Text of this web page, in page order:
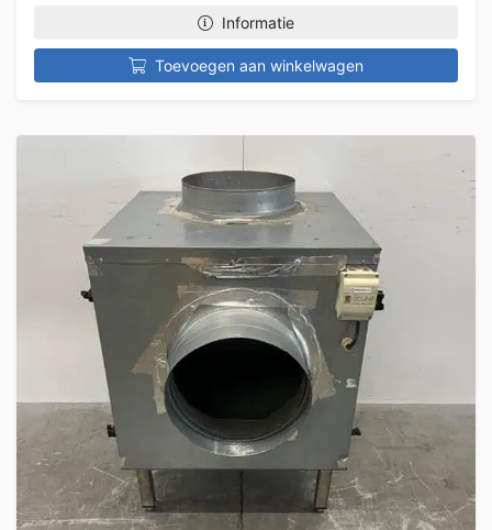
Informatie
Toevoegen aan winkelwagen